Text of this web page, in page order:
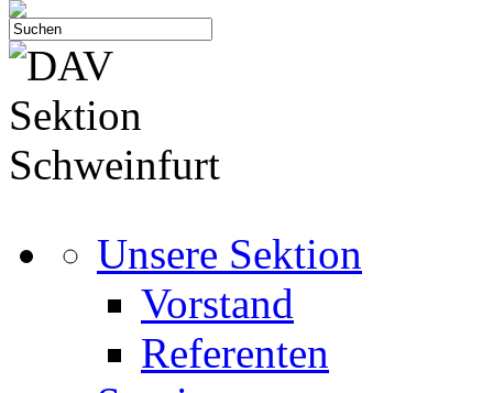
Unsere Sektion
Vorstand
Referenten